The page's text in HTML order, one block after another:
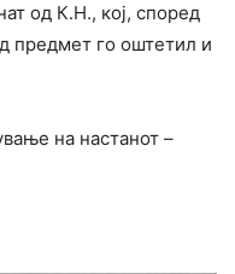
од К.Н., кој, според
предмет го оштетил и
на настанот –